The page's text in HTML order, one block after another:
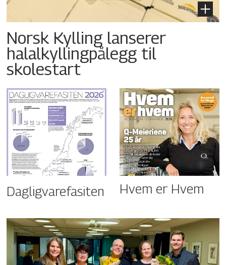
Norsk Kylling lanserer
halalkyllingpålegg til
skolestart
Dagligvarefasiten Hvem er Hvem